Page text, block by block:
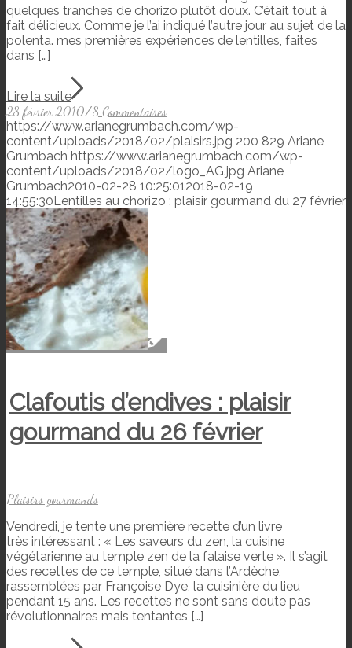
quelques tranches de chorizo plutôt doux. C’était tout à
fait délicieux. Comme je l’ai indiqué l’autre jour au sujet de la
polenta. mes premières expériences de lentilles, faites
dans […]
Lire la suite
28 février 2010/8 Commentaires
https://www.arianegrumbach.com/wp-
content/uploads/2018/02/plaisirs.jpg 200 829 Ariane
Grumbach https://www.arianegrumbach.com/wp-
content/uploads/2018/02/logo_AG.jpg Ariane
Grumbach2010-02-28 10:25:012018-02-19
14:55:30 Lentilles au chorizo : plaisir gourmand du 27 février
Clafoutis d’endives : plaisir
gourmand du 26 février
Plaisirs gourmands
Vendredi, je tente une première recette d’un livre
très intéressant : « Les saveurs du zen, la cuisine
végétarienne au temple zen de la falaise verte ». Il s’agit
des recettes de ce temple, situé dans l’Ardèche,
rassemblées par Françoise Dye, la cuisinière du lieu
pendant 15 ans. Les recettes ne sont sans doute pas
révolutionnaires mais tentantes […]